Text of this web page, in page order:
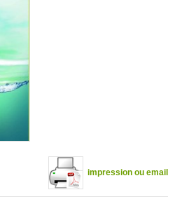
impression ou email